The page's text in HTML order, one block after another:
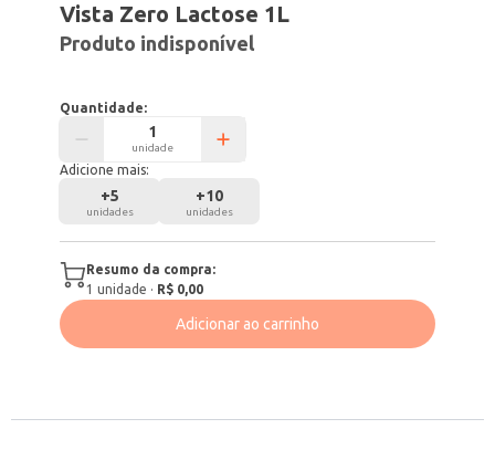
Vista Zero Lactose 1L
Produto indisponível
Quantidade:
unidade
Adicione mais:
+5
unidades
+10
unidades
Resumo da compra:
1 unidade · R$ 0,00
Adicionar ao carrinho